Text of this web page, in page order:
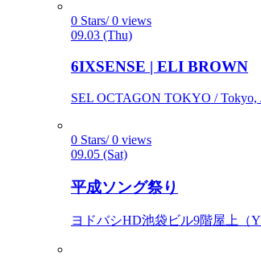
0 Stars/ 0 views
09.03 (Thu)
6IXSENSE | ELI BROWN
SEL OCTAGON TOKYO / Tokyo,
0 Stars/ 0 views
09.05 (Sat)
平成ソング祭り
ヨドバシHD池袋ビル9階屋上（